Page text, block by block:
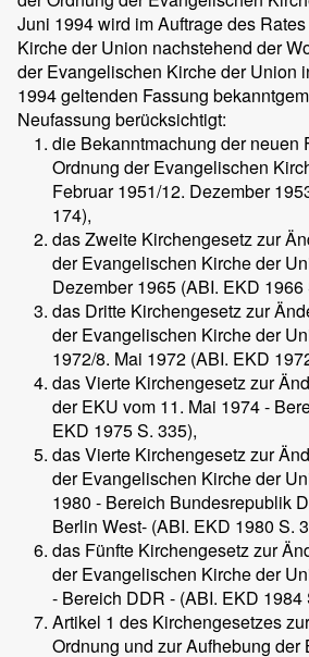
Juni 1994 wird im Auftrage des
Kirche der Union nachstehend der
der Evangelischen Kirche der Union
1994 geltenden Fassung
Neufassung berücksichtigt:
die Bekanntmachung der neuen
Ordnung der Evangelischen
Februar 1951/12. Dezember
174),
das Zweite Kirchengesetz zur
der Evangelischen Kirche der
Dezember 1965 (ABI. EKD 1966
das Dritte Kirchengesetz zur
der Evangelischen Kirche der
1972/8. Mai 1972 (ABI. EKD
das Vierte Kirchengesetz zur
der EKU vom 11. Mai 1974 -
EKD 1975 S. 335),
das Vierte Kirchengesetz zur
der Evangelischen Kirche der
1980 - Bereich Bundesrepublik
Berlin­ West- (ABI. EKD 1980 S.
das Fünfte Kirchengesetz zur
der Evangelischen Kirche der
- Bereich DDR - (ABI. EKD 1984
Artikel 1 des Kirchengesetzes
Ordnung und zur Aufhebung